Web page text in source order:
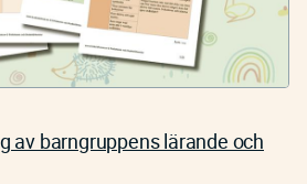
av barngruppens lärande och